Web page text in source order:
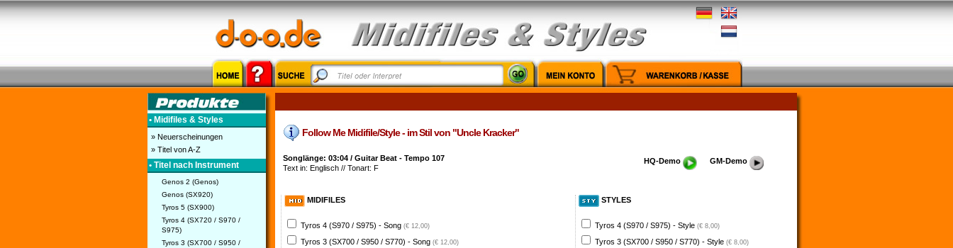
• Midifiles & Styles
» Neuerscheinungen
» Titel von A-Z
• Titel nach Instrument
Genos 2 (Genos)
Genos (SX920)
Tyros 5 (SX900)
Tyros 4 (SX720 / S970 /
S975)
Tyros 3 (SX700 / S950 /
Follow Me Midifile/Style - im Stil von "Uncle Kracker"
Songlänge: 03:04 / Guitar Beat - Tempo 107
Text in: Englisch // Tonart: F
HQ-Demo GM-Demo
MIDIFILES
Tyros 4 (S970 / S975) - Song (€ 12,00)
Tyros 3 (SX700 / S950 / S770) - Song (€ 12,00)
STYLES
Tyros 4 (S970 / S975) - Style (€ 8,00)
Tyros 3 (SX700 / S950 / S770) - Style (€ 8,00)